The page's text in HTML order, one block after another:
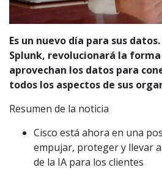
Es un nuevo día para sus
Splunk, revolucionará la
aprovechan los datos para
todos los aspectos de sus
Resumen de la noticia
Cisco está ahora en una
empujar, proteger y llevar
de la IA para los clientes